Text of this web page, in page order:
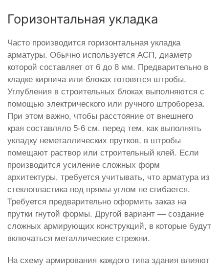
Горизонтальная укладка
Часто производится горизонтальная укладка
арматуры. Обычно используется АСП, диаметр
которой составляет от 6 до 8 мм. Предварительно в
кладке кирпича или блоках готовятся штробы.
Углубления в строительных блоках выполняются с
помощью электрического или ручного штробореза.
При этом важно, чтобы расстояние от внешнего
края составляло 5-6 см. перед тем, как выполнять
укладку неметаллических прутков, в штробы
помещают раствор или строительный клей. Если
производится усиление сложных форм
архитектуры, требуется учитывать, что арматура из
стеклопластика под прямы углом не сгибается.
Требуется предварительно оформить заказ на
прутки гнутой формы. Другой вариант — создание
сложных армирующих конструкций, в которые будут
включаться металлические стрежни.
На схему армирования каждого типа здания влияют